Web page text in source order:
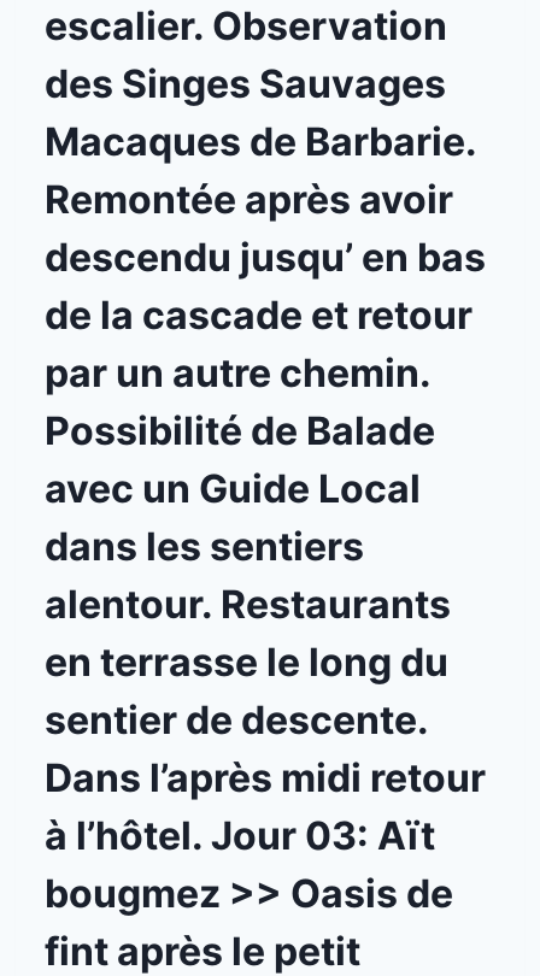
escalier. Observation
des Singes Sauvages
Macaques de Barbarie.
Remontée après avoir
descendu jusqu’ en bas
de la cascade et retour
par un autre chemin.
Possibilité de Balade
avec un Guide Local
dans les sentiers
alentour. Restaurants
en terrasse le long du
sentier de descente.
Dans l’après midi retour
à l’hôtel. Jour 03: Aït
bougmez >> Oasis de
fint après le petit